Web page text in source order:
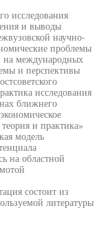
исследования
и выводы
научно-
проблемы
на международных
и перспективы
исследования
ближнего
и практика»
модель
на областной
состоит из
литературы